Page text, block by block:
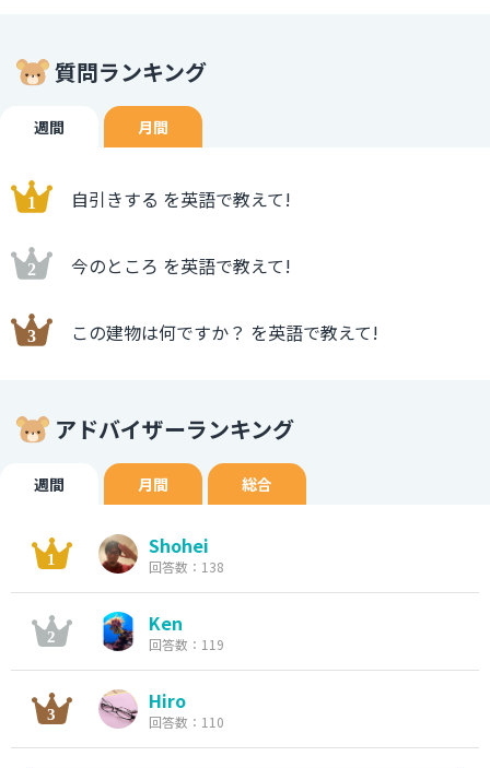
質問ランキング
週間 月間
自引きする を英語で教えて!
今のところ を英語で教えて!
この建物は何ですか？ を英語で教えて!
アドバイザーランキング
週間 月間 総合
Shohei
回答数：138
Ken
回答数：119
Hiro
回答数：110